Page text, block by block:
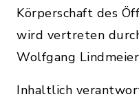
Körperschaft des
wird vertreten
Wolfgang
Inhaltlich